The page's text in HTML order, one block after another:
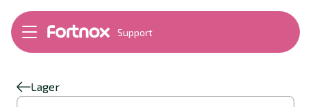
Support
Bokföring
Fakturering
Lager